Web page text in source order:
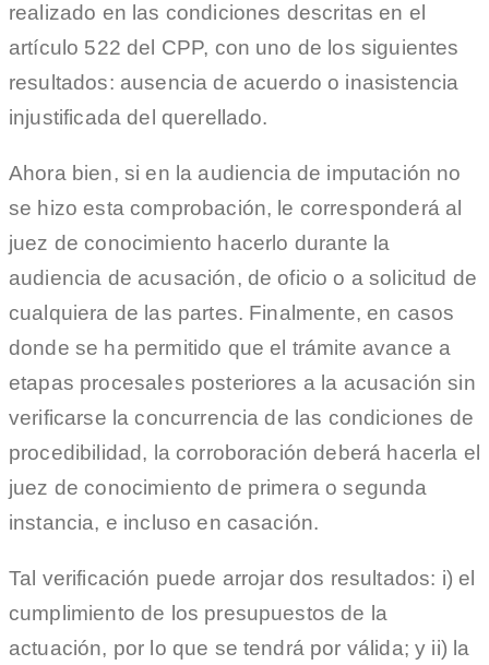
realizado en las condiciones descritas en el
artículo 522 del CPP, con uno de los siguientes
resultados: ausencia de acuerdo o inasistencia
injustificada del querellado.
Ahora bien, si en la audiencia de imputación no
se hizo esta comprobación, le corresponderá al
juez de conocimiento hacerlo durante la
audiencia de acusación, de oficio o a solicitud de
cualquiera de las partes. Finalmente, en casos
donde se ha permitido que el trámite avance a
etapas procesales posteriores a la acusación sin
verificarse la concurrencia de las condiciones de
procedibilidad, la corroboración deberá hacerla el
juez de conocimiento de primera o segunda
instancia, e incluso en casación.
Tal verificación puede arrojar dos resultados: i) el
cumplimiento de los presupuestos de la
actuación, por lo que se tendrá por válida; y ii) la